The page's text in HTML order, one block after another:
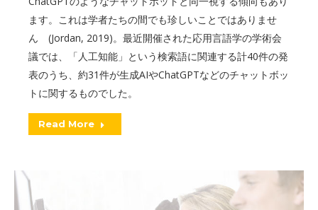
ます。これは学者たちの間でも珍しいことではありませ
ん (Jordan, 2019)。最近開催された応用言語学の学術会
議では、「人工知能」という検索語に関連する計40件の発
表のうち、約31件が生成AIやChatGPTなどのチャットボッ
トに関するものでした。
Read More